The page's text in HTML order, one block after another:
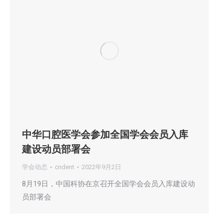
中华口腔医学会参加全国学会会员入库
建设动员部署会
学会动态 cndent 2022年9月2日
8月19日，中国科协在京召开全国学会会员入库建设动
员部署会